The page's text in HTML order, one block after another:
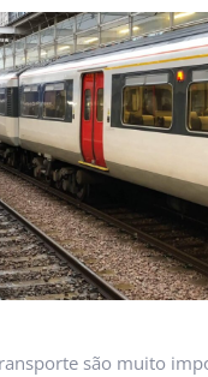
são muito